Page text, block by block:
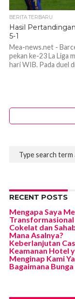
BERITA TERBARU
Hasil
5-1
Mea-news.net -
pekan ke-23 La Liga
hari WIB. Pada duel
RECENT POSTS
Mengapa Saya
Transformasional
Cokelat dan
Mana Asalnya?
Keberlanjutan
Keamanan Hotel
Menginap Kami
Bagaimana